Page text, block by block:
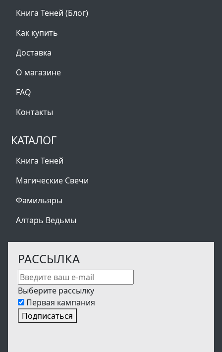
Книга Теней (Блог)
Как купить
Доставка
О магазине
FAQ
Контакты
КАТАЛОГ
Книга Теней
Магические Свечи
Фамильяры
Алтарь Ведьмы
РАССЫЛКА
Выберите рассылку
Первая кампания
Подписаться